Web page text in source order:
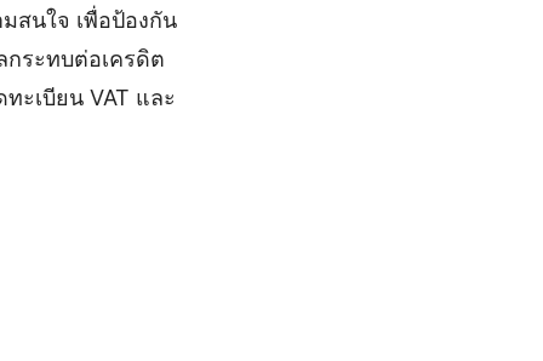
สนใจ เพื่อป้องกัน
กระทบต่อเครดิต
ะเบียน VAT และ